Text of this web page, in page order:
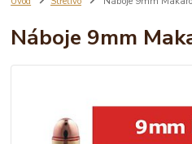
Náboje 9mm